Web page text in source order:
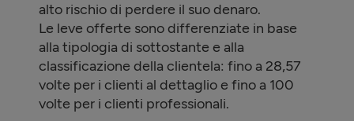
alto rischio di perdere il suo denaro.
Le leve offerte sono differenziate in base
alla tipologia di sottostante e alla
classificazione della clientela: fino a 28,57
volte per i clienti al dettaglio e fino a 100
volte per i clienti professionali.